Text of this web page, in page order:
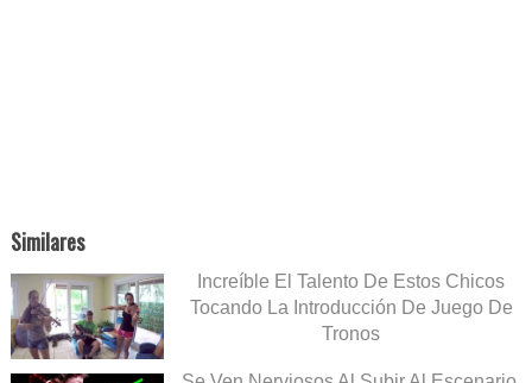
Similares
Increíble El Talento De Estos Chicos
Tocando La Introducción De Juego De
Tronos